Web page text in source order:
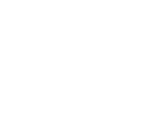
de
preparou uma
data em um
e muitas